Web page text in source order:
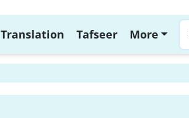
Translation Tafseer More